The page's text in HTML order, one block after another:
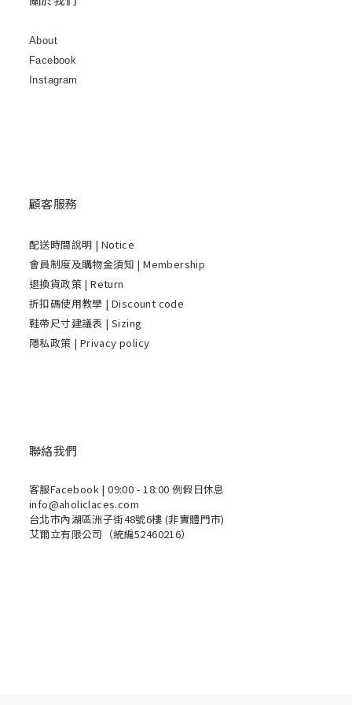
About
Facebook
Instagram
顧客服務
配送時間說明 | Notice
會員制度及購物金須知 | Membership
退換貨政策 | Return
折扣碼使用教學 | Discount code
鞋帶尺寸建議表 | Sizing
隱私政策 | Privacy policy
聯絡我們
客服Facebook | 09:00 - 18:00 例假日休息
info@aholiclaces.com
台北市內湖區洲子街48號6樓 (非實體門市)
艾爾立有限公司（統編52460216）